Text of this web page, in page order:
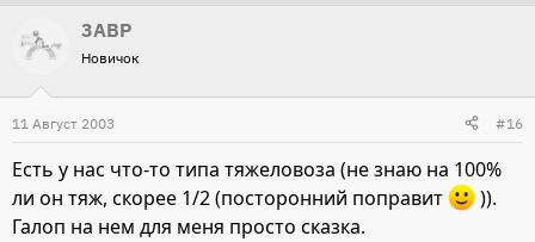
3ABP
Новичок
11 Август 2003 #16
Есть у нас что-то типа тяжеловоза (не знаю на 100%
ли он тяж, скорее 1/2 (посторонний поправит
)).
Галоп на нем для меня просто сказка.